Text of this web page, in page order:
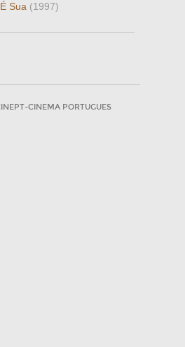
Sua (1997)
CINEMA PORTUGUES